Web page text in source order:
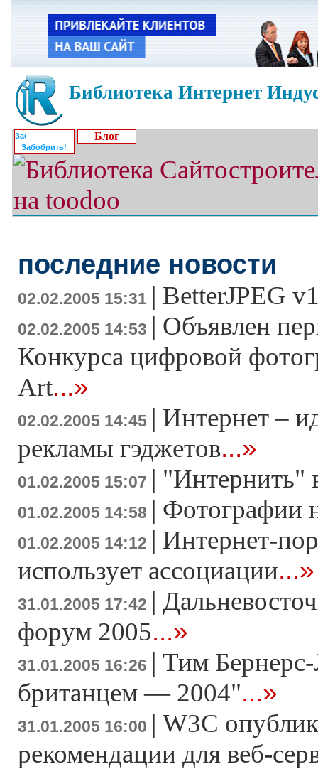
Библиотека Интернет
Забобрить!
Блог
последние новости
02.02.2005 15:31 | BetterJPEG
02.02.2005 14:53 | Объявлен
Конкурса цифровой
Art...»
02.02.2005 14:45 | Интернет –
рекламы гэджетов...»
01.02.2005 15:07 | "Интернить"
01.02.2005 14:58 | Фотографии
01.02.2005 14:12 | Интернет-
использует ассоциации...»
31.01.2005 17:42 |
форум 2005...»
31.01.2005 16:26 | Тим
британцем — 2004"...»
31.01.2005 16:00 | W3C
рекомендации для веб-